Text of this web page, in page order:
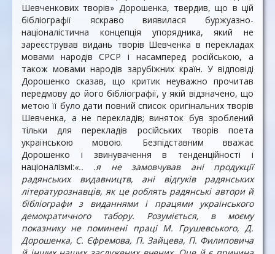
Шевченкових творів» Дорошенка, твердив, що в цій
бібліографії яскраво виявилася буржуазно-
націоналістична концепція упорядника, який не
зареєстрував видань творів Шевченка в перекладах
мовами народів СРСР і насамперед російською, а
також мовами народів зарубіжних країн. У відповіді
Дорошенко сказав, що критик неуважно прочитав
передмову до його бібліографії, у якій відзначено, що
метою її було дати повний список оригінальних творів
Шевченка, а не перекладів; виняток був зроблений
тільки для перекладів російських творів поета
українською мовою. Безпідставним вважає
Дорошенко і звинувачення в тенденційності і
націоналізмі:«.. .я не замовчував ані продукції
радянських видавництв, ані відгуків радянських
літературознавців, як це роблять радянські автори й
бібліографи з виданнями і працями українського
демократичного табору. Розуміється, в моєму
показнику не поминені праці М. Грушевського, Д.
Дорошенка, С. Єфремова, П. Зайцева, П. Филиповича